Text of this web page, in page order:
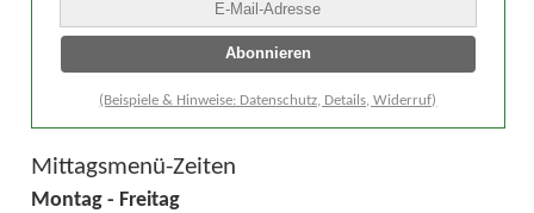
(Beispiele & Hinweise: Datenschutz, Details, Widerruf)
Mittagsmenü-Zeiten
Montag - Freitag